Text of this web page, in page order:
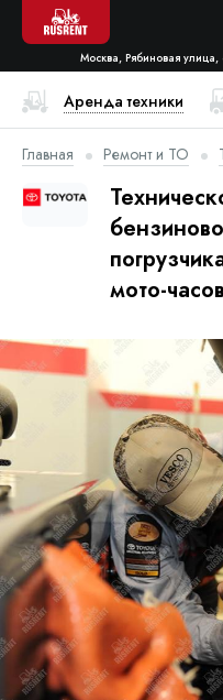
Москва, Рябиновая улица,
Аренда техники
Главная Ремонт и ТО
мото-